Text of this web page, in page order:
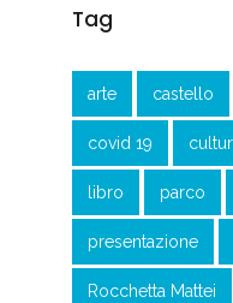
Tag
arte castello
covid 19
libro parco
presentazione
Rocchetta Mattei